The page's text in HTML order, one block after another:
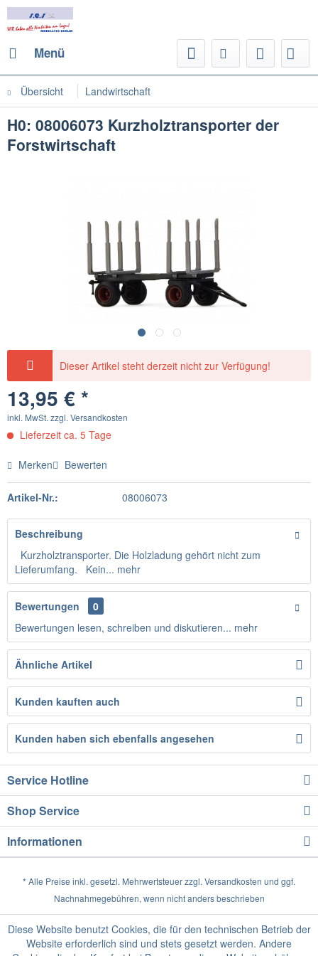
Menü
Übersicht Landwirtschaft
H0: 08006073 Kurzholztransporter der
Forstwirtschaft
Dieser Artikel steht derzeit nicht zur Verfügung!
13,95 € *
inkl. MwSt. zzgl. Versandkosten
Lieferzeit ca. 5 Tage
Merken Bewerten
Artikel-Nr.: 08006073
Beschreibung
Kurzholztransporter. Die Holzladung gehört nicht zum
Lieferumfang. Kein... mehr
Bewertungen
0
Bewertungen lesen, schreiben und diskutieren... mehr
Ähnliche Artikel
Kunden kauften auch
Kunden haben sich ebenfalls angesehen
Service Hotline
Shop Service
Informationen
* Alle Preise inkl. gesetzl. Mehrwertsteuer zzgl. Versandkosten und ggf.
Nachnahmegebühren, wenn nicht anders beschrieben
Diese Website benutzt Cookies, die für den technischen Betrieb der
Website erforderlich sind und stets gesetzt werden. Andere